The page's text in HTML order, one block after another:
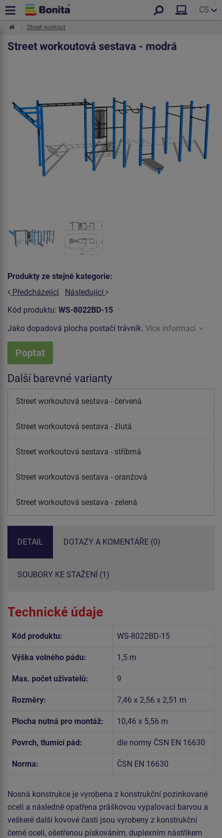
CS
Street workout
Street workoutová sestava - modrá
Produkty ze stejné kategorie:
Předcházející
Následující
Kód produktu: WS-8022BD-15
Jako dopadová plocha postačí trávník. Více informací
Poptat
Další barevné varianty
Street workoutová sestava - červená
Street workoutová sestava - žlutá
Street workoutová sestava - stříbrná
Street workoutová sestava - oranžová
Street workoutová sestava - zelená
DETAIL DOTAZY A KOMENTÁŘE (0)
SOUBORY KE STAŽENÍ (1)
Technické údaje
Kód produktu: WS-8022BD-15
Výška volného pádu: 1,5 m
Max. počet uživatelů: 9
Rozměry: 7,46 x 2,56 x 2,51 m
Plocha nutná pro montáž: 10,46 x 5,56 m
Povrch, tlumící pád: dle normy ČSN EN 16630
Norma: ČSN EN 16630
Nosná konstrukce je vyrobena z konstrukční pozinkované
oceli a následně opatřena práškovou vypalovací barvou a
veškeré další kovové časti jsou vyrobeny z konstrukční
černé oceli, ošetřenou pískováním, duplexním nástřikem